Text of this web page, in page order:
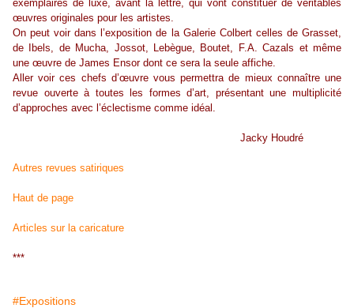
exemplaires de luxe, avant la lettre, qui vont constituer de véritables
œuvres originales pour les artistes.
On peut voir dans l’exposition de la Galerie Colbert celles de Grasset,
de Ibels, de Mucha, Jossot, Lebègue, Boutet, F.A. Cazals et même
une œuvre de James Ensor dont ce sera la seule affiche.
Aller voir ces chefs d’œuvre vous permettra de mieux connaître une
revue ouverte à toutes les formes d’art, présentant une multiplicité
d’approches avec l’éclectisme comme idéal.
Jacky Houdré
Autres revues satiriques
Haut de page
Articles sur la caricature
***
#Expositions